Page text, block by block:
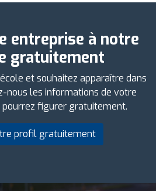
entreprise à notre
gratuitement
et souhaitez apparaître dans
nous les informations de votre
figurer gratuitement.
profil gratuitement